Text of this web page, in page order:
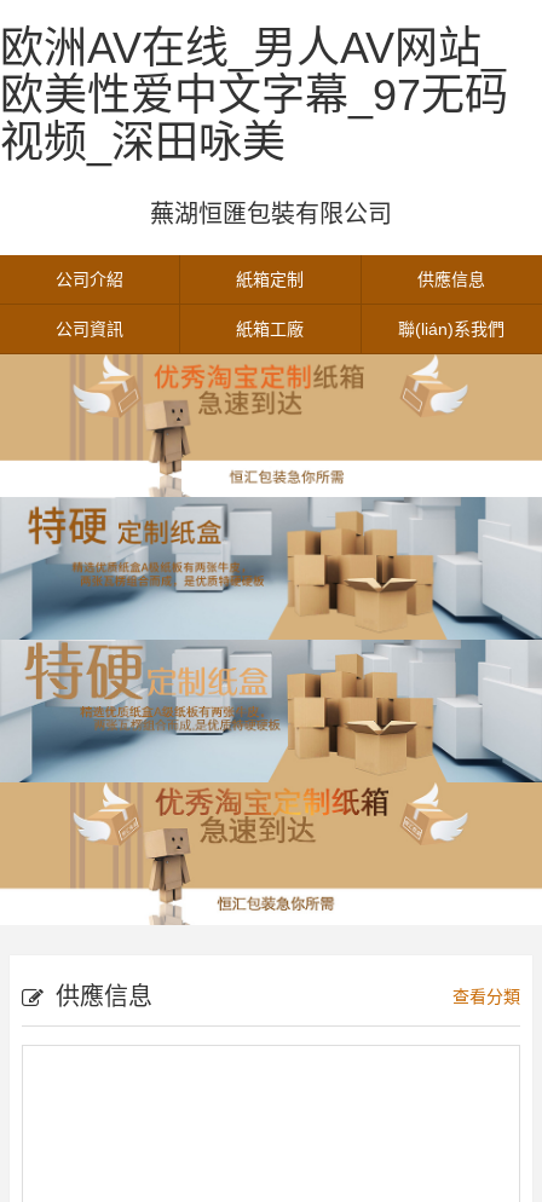
欧洲AV在线_男人AV网站_
欧美性爱中文字幕_97无码
视频_深田咏美
蕪湖恒匯包裝有限公司
公司介紹 紙箱定制 供應信息
公司資訊 紙箱工廠 聯(lián)系我們
供應信息 查看分類